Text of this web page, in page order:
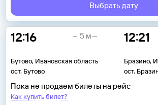
Выбрать дату
12:16
Бутово, Ивановская область
ост. Бутово
12:21
Бразино,
ост.
5 м
Пока не продаем билеты на рейс
Как купить билет?